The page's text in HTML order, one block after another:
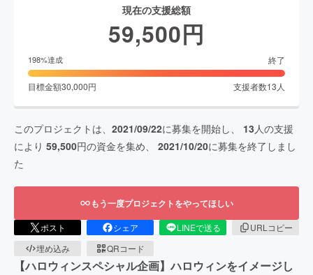
現在の支援総額
59,500円
198%達成 終了
目標金額30,000円 支援者数13 人
このプロジェクトは、 2021/09/22に募集を開始し、 13 人の支援
により 59,500円の資金を集め、 2021/10/20に募集を終了しまし
た
もう一度プロジェクトをやってほしい
ポスト シェア LINEで送る
URLコピー
埋め込み
QRコード
【ハロウィンスペシャル企画】ハロウィンをイメージし